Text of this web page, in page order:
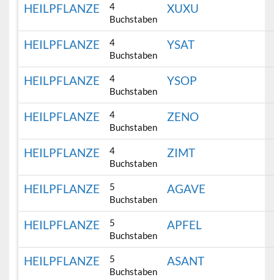
HEILPFLANZE
4
Buchstaben
XUXU
HEILPFLANZE
4
Buchstaben
YSAT
HEILPFLANZE
4
Buchstaben
YSOP
HEILPFLANZE
4
Buchstaben
ZENO
HEILPFLANZE
4
Buchstaben
ZIMT
HEILPFLANZE
5
Buchstaben
AGAVE
HEILPFLANZE
5
Buchstaben
APFEL
HEILPFLANZE
5
Buchstaben
ASANT